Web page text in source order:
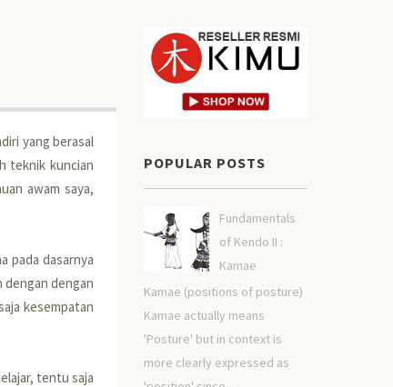
yang berasal
teknik kuncian
awam saya,
pada dasarnya
dengan dengan
kesempatan
tentu saja
POPULAR POSTS
Fundamentals
of Kendo II :
Kamae
Kamae (positions of posture)
Kamae actually means
'Posture' but in context is
more clearly expressed as